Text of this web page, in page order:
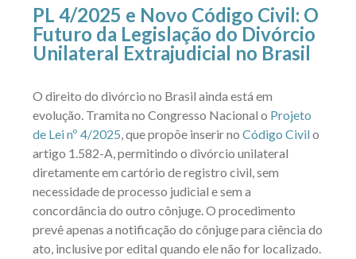
PL 4/2025 e Novo Código Civil: O
Futuro da Legislação do Divórcio
Unilateral Extrajudicial no Brasil
O direito do divórcio no Brasil ainda está em
evolução. Tramita no Congresso Nacional o Projeto
de Lei nº 4/2025, que propõe inserir no Código Civilo
artigo 1.582-A, permitindo o divórcio unilateral
diretamente em cartório de registro civil, sem
necessidade de processo judicial e sem a
concordância do outro cônjuge. O procedimento
prevê apenas a notificação do cônjuge para ciência do
ato, inclusive por edital quando ele não for localizado.